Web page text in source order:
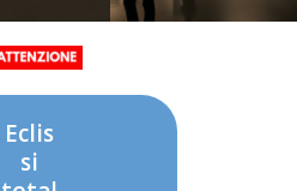
Eclis
si